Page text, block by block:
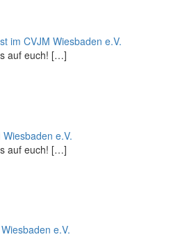
im CVJM Wiesbaden e.V.
auf euch! […]
e.V.
auf euch! […]
e.V.